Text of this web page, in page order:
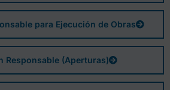
para Ejecución de Obras
Responsable (Aperturas)